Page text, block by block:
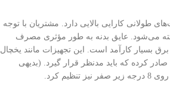
طولانی کارایی بالایی دارد. مشتریان با توجه
از ورق استنلس استیل 304 است، البته با ورق گالوانیزه ارزان‌تر ساخته می‌شود. عایق بدنه به طور مؤثری مصرف
بسیار کارآمد است. این تجهیزات مانند یخچال
کرده که باید مدنظر قرار گیرد. (بدیهی